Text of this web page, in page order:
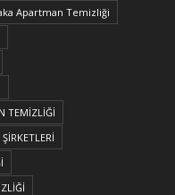
Apartman Temizliği
TEMİZLİĞİ